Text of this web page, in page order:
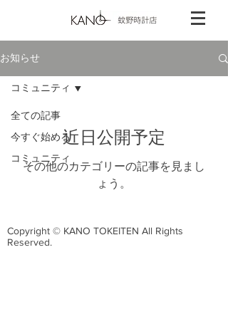
お知らせ
全ての記事
今すぐ始める
コミュニティ
コミュニティ
近日公開予定
その他のカテゴリーの記事を見まし
ょう。
Copyright © KANO TOKEITEN All Rights
Reserved.